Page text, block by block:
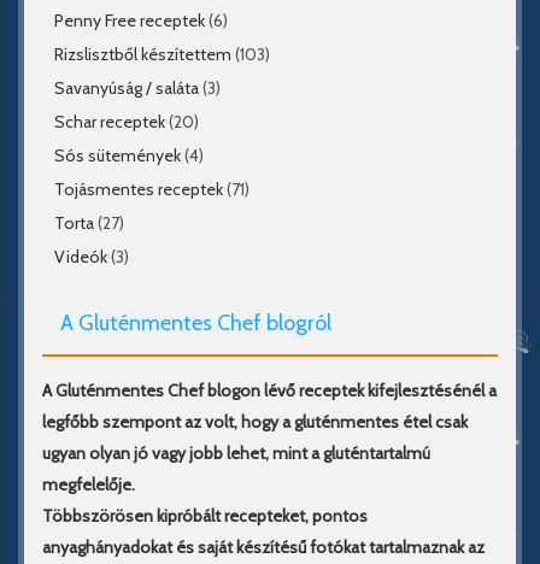
Penny Free receptek(6)
Rizslisztből készítettem (103)
Savanyúság / saláta(3)
Schar receptek(20)
Sós sütemények(4)
Tojásmentes receptek(71)
Torta(27)
Videók(3)
A Gluténmentes Chef blogról
A Gluténmentes Chef blogon lévő receptek kifejlesztésénél a
legfőbb szempont az volt, hogy a gluténmentes étel csak
ugyan olyan jó vagy jobb lehet, mint a gluténtartalmú
megfelelője.
Többszörösen kipróbált recepteket, pontos
anyaghányadokat és saját készítésű fotókat tartalmaznak az